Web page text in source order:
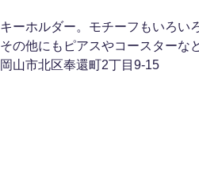
キーホルダー。モチーフもいろい
その他にもピアスやコースターな
岡山市北区奉還町2丁目9-15